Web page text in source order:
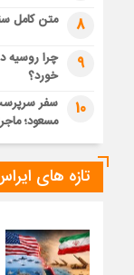
8 متن کامل
9
چرا روسیه
خورد؟
10
سفر
مسعود؛
تازه های